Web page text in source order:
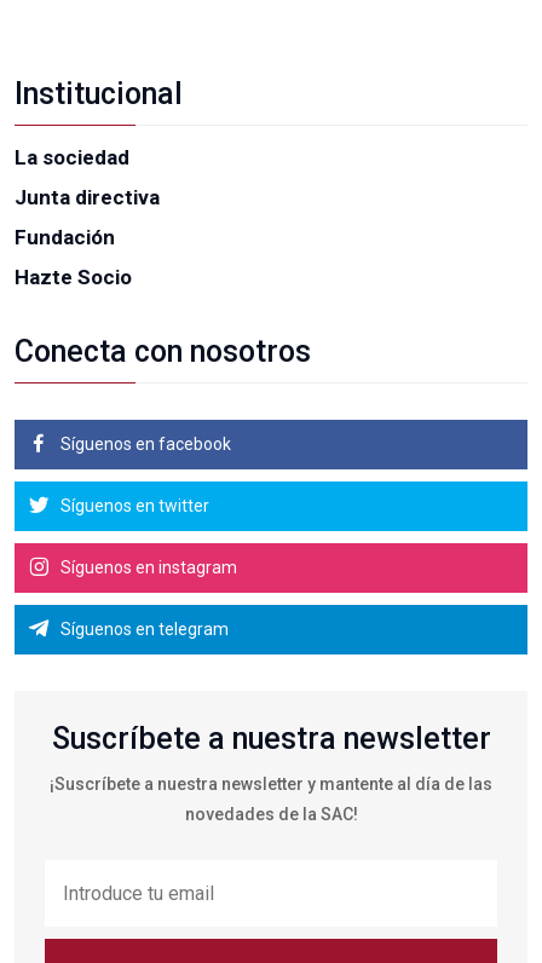
Institucional
La sociedad
Junta directiva
Fundación
Hazte Socio
Conecta con nosotros
Síguenos en facebook
Síguenos en twitter
Síguenos en instagram
Síguenos en telegram
Suscríbete a nuestra newsletter
¡Suscríbete a nuestra newsletter y mantente al día de las
novedades de la SAC!